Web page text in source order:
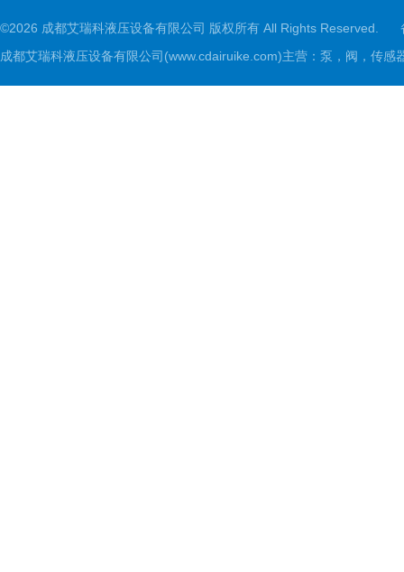
©2026 成都艾瑞科液压设备有限公司 版权所有 All Rights Reserved.
成都艾瑞科液压设备有限公司(www.cdairuike.com)主营：泵，阀，传